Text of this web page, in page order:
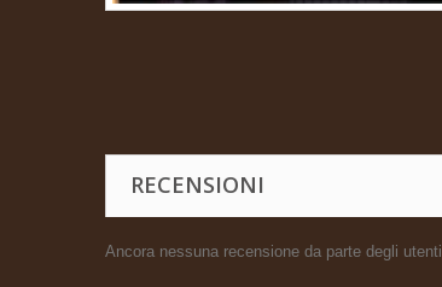
RECENSIONI
Ancora nessuna recensione da parte degli utenti.